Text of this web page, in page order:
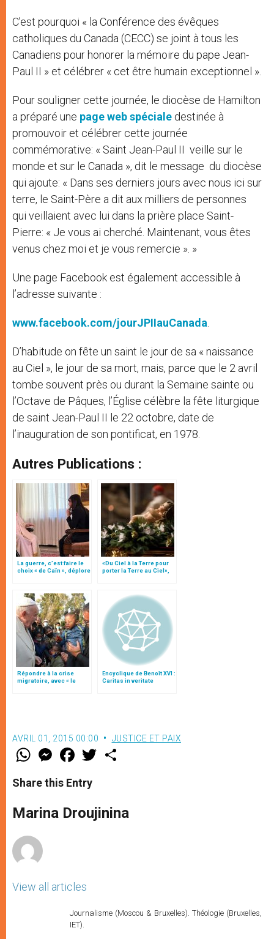
C’est pourquoi « la Conférence des évêques
catholiques du Canada (CECC) se joint à tous les
Canadiens pour honorer la mémoire du pape Jean-
Paul II » et célébrer « cet être humain exceptionnel ».
Pour souligner cette journée, le diocèse de Hamilton
a préparé une page web spéciale destinée à
promouvoir et célébrer cette journée
commémorative: « Saint Jean-Paul II veille sur le
monde et sur le Canada », dit le message du diocèse
qui ajoute: « Dans ses derniers jours avec nous ici sur
terre, le Saint-Père a dit aux milliers de personnes
qui veillaient avec lui dans la prière place Saint-
Pierre: « Je vous ai cherché. Maintenant, vous êtes
venus chez moi et je vous remercie ». »
Une page Facebook est également accessible à
l’adresse suivante :
www.facebook.com/jourJPIIauCanada
D’habitude on fête un saint le jour de sa « naissance
au Ciel », le jour de sa mort, mais, parce que le 2 avril
tombe souvent près ou durant la Semaine sainte ou
l’Octave de Pâques, l’Église célèbre la fête liturgique
de saint Jean-Paul II le 22 octobre, date de
l’inauguration de son pontificat, en 1978.
Autres Publications :
La guerre, c’est faire le
choix « de Caïn », déplore
«Du Ciel à la Terre pour
porter la Terre au Ciel»,
Répondre à la crise
migratoire, avec « le
Encyclique de Benoît XVI :
Caritas in veritate
AVRIL 01, 2015 00:00 JUSTICE ET PAIX
W
t
s
p
p
M
e
s
e
g
e
F
a
e
b
o
k
w
r
Share this Entry
Marina Droujinina
View all articles
Journalisme (Moscou & Bruxelles). Théologie (Bruxelles,
IET).